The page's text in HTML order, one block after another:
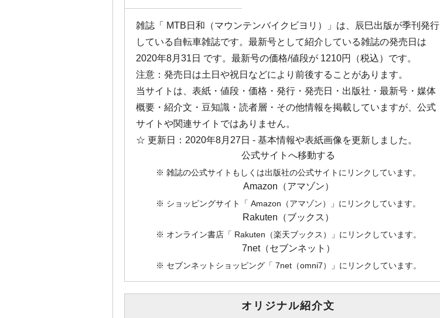
雑誌「 MTB日和（マウンテンバイクビヨリ）」は、辰巳出版が季刊発行
している自転車雑誌です。最新号として紹介している雑誌の発売日は
2020年8月31日 です。最新号の価格/値段が 1210円（税込）です。
注意：発売日は土日や祝日などにより前後することがあります。
当サイトは、表紙・値段・価格・発行・発売日・出版社・最新号・媒体
概要・紹介文・豆知識・読者層・その他情報を掲載していますが、公式
サイトや関連サイトではありません。
☆ 更新日： 2020年8月27日 - 基本情報や表紙画像を更新しました。
公式サイトへ移動する
※ 雑誌の公式サイトもしくは出版社の公式サイトにリンクしています。
Amazon（アマゾン）
※ ショッピングサイト「 Amazon（アマゾン）」にリンクしています。
Rakuten（ブックス）
※ オンライン書店「 Rakuten（楽天ブックス）」にリンクしています。
7net（セブンネット）
※ セブンネットショッピング「 7net（omni7）」にリンクしています。
オリジナル紹介文